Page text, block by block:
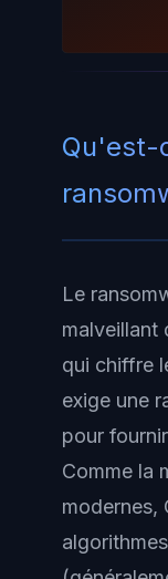
Qu'est-
Le
malveillant
qui chiffre
exige une
pour
Comme la
modernes,